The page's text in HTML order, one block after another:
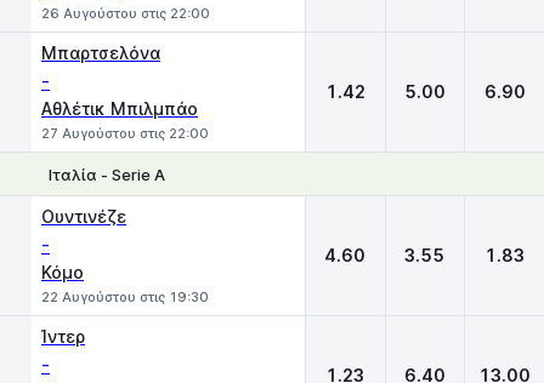
26 Αυγούστου στις 22:00
Μπαρτσελόνα
-
Αθλέτικ Μπιλμπάο
27 Αυγούστου στις 22:00
1.42 5.00 6.90
Ιταλία - Serie A
Ουντινέζε
-
Κόμο
22 Αυγούστου στις 19:30
4.60 3.55 1.83
Ίντερ
- 1.23 6.40 13.00